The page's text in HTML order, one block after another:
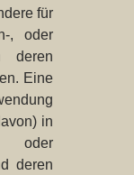
für
, oder
deren
Eine
in
oder
deren